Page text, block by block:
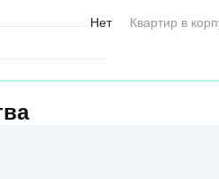
Нет Квартир в